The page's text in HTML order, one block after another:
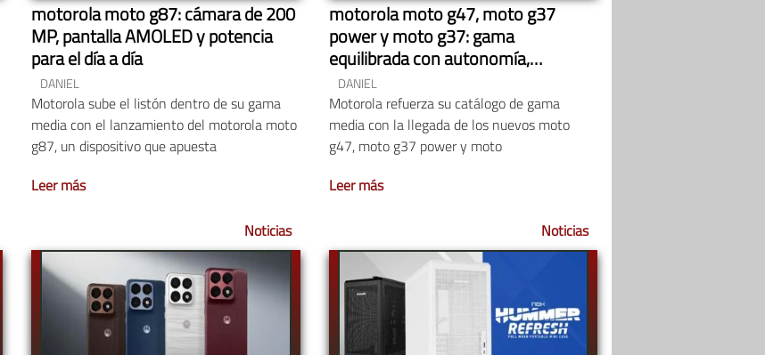
motorola moto g87: cámara de 200
MP, pantalla AMOLED y potencia
para el día a día
DANIEL
Motorola sube el listón dentro de su gama
media con el lanzamiento del motorola moto
g87, un dispositivo que apuesta
Leer más
motorola moto g47, moto g37
power y moto g37: gama
equilibrada con autonomía,
resistencia y 5G
DANIEL
Motorola refuerza su catálogo de gama
media con la llegada de los nuevos moto
g47, moto g37 power y moto
Leer más
Noticias Noticias